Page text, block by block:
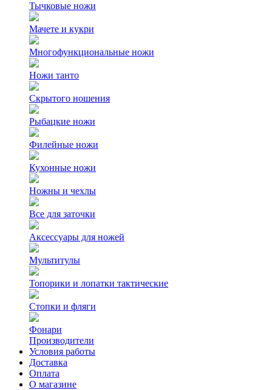
Тычковые ножи
Мачете и кукри
Многофункциональные ножи
Ножи танто
Скрытого ношения
Рыбацкие ножи
Филейные ножи
Кухонные ножи
Ножны и чехлы
Все для заточки
Аксессуары для ножей
Мультитулы
Топорики и лопатки тактические
Стопки и фляги
Фонари
Производители
Условия работы
Доставка
Оплата
О магазине